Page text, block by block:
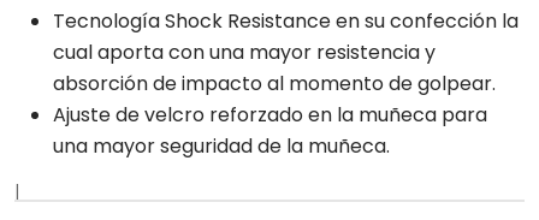
Tecnología Shock Resistance en su confección la
cual aporta con una mayor resistencia y
absorción de impacto al momento de golpear.
Ajuste de velcro reforzado en la muñeca para
una mayor seguridad de la muñeca.
|